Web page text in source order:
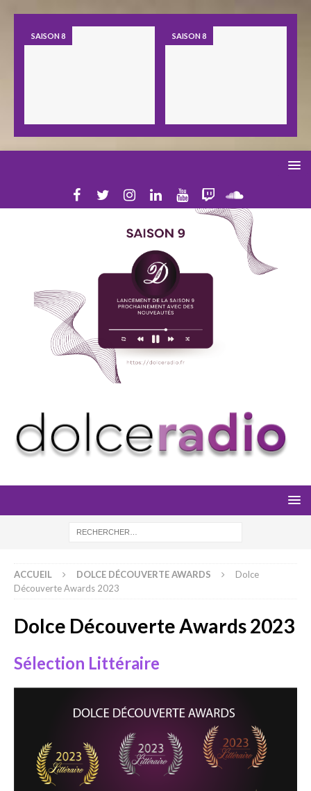
SAISON 8 SAISON 8
ACCUEIL DOLCE DÉCOUVERTE AWARDS
Dolce
Découverte Awards 2023
Dolce Découverte Awards 2023
Sélection Littéraire